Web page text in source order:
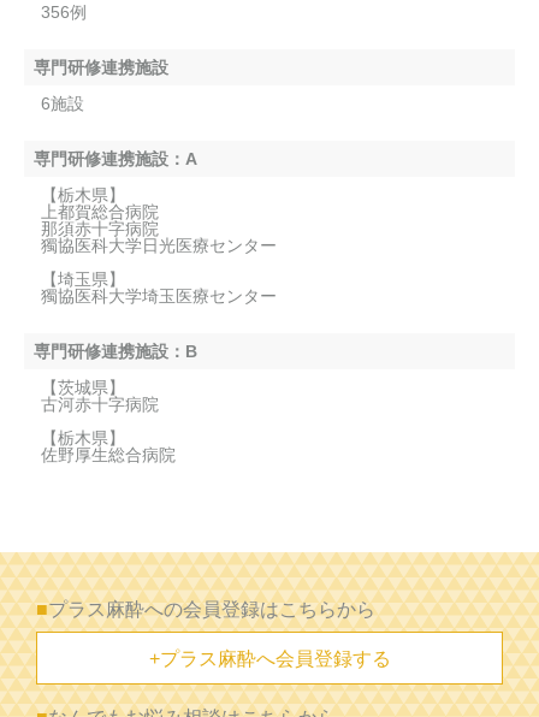
356例
専門研修連携施設
6施設
専門研修連携施設：A
【栃木県】
上都賀総合病院
那須赤十字病院
獨協医科大学日光医療センター
【埼玉県】
獨協医科大学埼玉医療センター
専門研修連携施設：B
【茨城県】
古河赤十字病院
【栃木県】
佐野厚生総合病院
■プラス麻酔への会員登録はこちらから
+プラス麻酔へ会員登録する